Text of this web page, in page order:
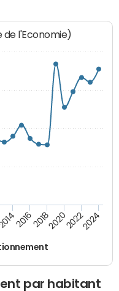
de l'Economie)
20162018202020222024
par habitant